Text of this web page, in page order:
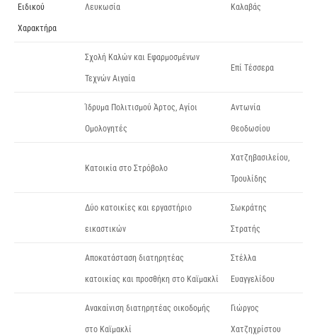
Ειδικού
Χαρακτήρα
Λευκωσία Καλαβάς
Σχολή Καλών και Εφαρμοσμένων
Τεχνών Αιγαία
Επί Τέσσερα
Ίδρυμα Πολιτισμού Άρτος, Αγίοι
Ομολογητές
Αντωνία
Θεοδωσίου
Κατοικία στο Στρόβολο
Χατζηβασιλείου,
Τρουλίδης
Δύο κατοικίες και εργαστήριο
εικαστικών
Σωκράτης
Στρατής
Αποκατάσταση διατηρητέας
κατοικίας και προσθήκη στο Καϊμακλί
Στέλλα
Ευαγγελίδου
Ανακαίνιση διατηρητέας οικοδομής
στο Καϊμακλί
Γιώργος
Χατζηχρίστου